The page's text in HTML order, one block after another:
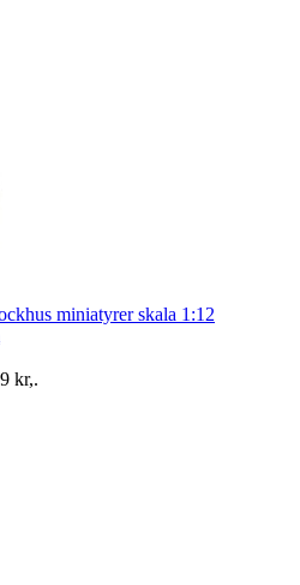
miniatyrer skala 1:12
kr,.